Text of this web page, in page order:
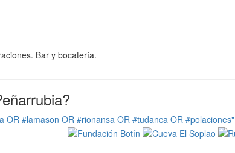
Bar y bocatería.
#lamason OR #rionansa OR #tudanca OR #polaciones"